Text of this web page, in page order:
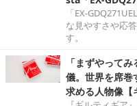
「EX-
な見やすさや応
す。
「まずやって
儀。世界を席巻
求める人物像【